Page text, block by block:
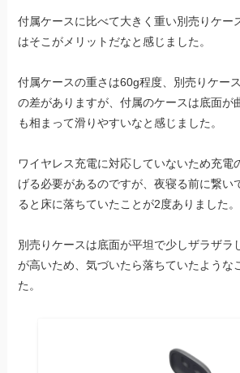
付属ケースに比べて大きく重い別売りケー
はそこがメリットだなと感じました。
付属ケースの重さは60g程度、別売りケー
の差がありますが、付属のケースは底面が
も相まって滑りやすいなと感じました。
ワイヤレス充電に対応していないため充電
げる必要があるのですが、夜寝る前に繋い
ると床に落ちていたことが2度ありました。
別売りケースは底面が平坦で少しザラザラ
が高いため、気づいたら落ちていたような
た。